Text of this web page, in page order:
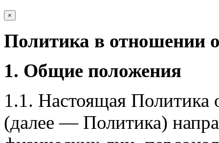
×
Политика в отношении
1. Общие положения
1.1. Настоящая Политика
(далее — Политика)